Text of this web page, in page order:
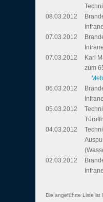
08.03.2012
07.03.2012
07.03.2012
Karl
zum
06.03.2012
05.03.2012
04.03.2012
02.03.2012
Die angeführte Liste ist